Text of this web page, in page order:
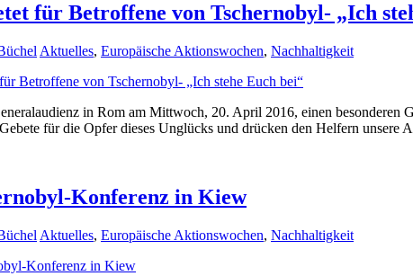
für Betroffene von Tschernobyl- „Ich
Aktuelles, Europäische Aktionswochen, Nachhaltigkeit
in Rom am Mittwoch, 20. April 2016, einen
für die Opfer dieses Unglücks und drücken den Helfern
Konferenz in Kiew
Aktuelles, Europäische Aktionswochen, Nachhaltigkeit